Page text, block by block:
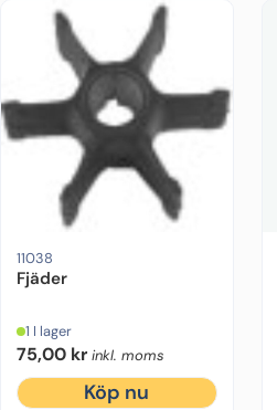
11038
Fjäder
1 I lager
75,00 kr inkl. moms
Köp nu